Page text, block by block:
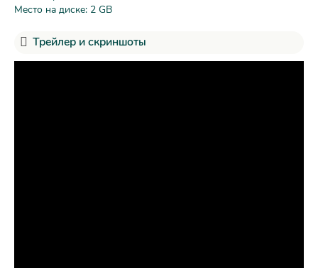
Место на диске: 2 GB
Трейлер и скриншоты